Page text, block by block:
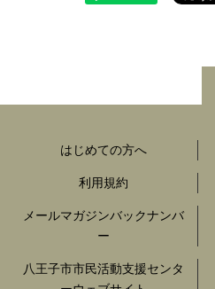
はじめての方へ
利用規約
メールマガジンバックナンバ
ー
八王子市市民活動支援センタ